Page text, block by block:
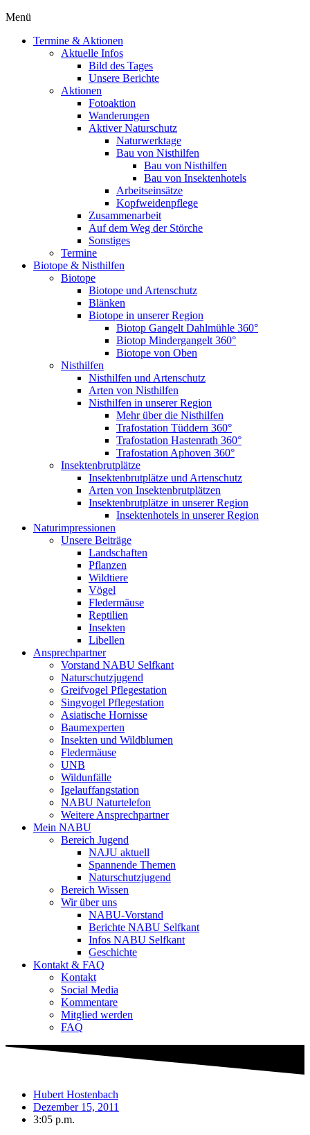
Menü
Termine & Aktionen
Aktuelle Infos
Bild des Tages
Unsere Berichte
Aktionen
Fotoaktion
Wanderungen
Aktiver Naturschutz
Naturwerktage
Bau von Nisthilfen
Bau von Nisthilfen
Bau von Insektenhotels
Arbeitseinsätze
Kopfweidenpflege
Zusammenarbeit
Auf dem Weg der Störche
Sonstiges
Termine
Biotope & Nisthilfen
Biotope
Biotope und Artenschutz
Blänken
Biotope in unserer Region
Biotop Gangelt Dahlmühle 360°
Biotop Mindergangelt 360°
Biotope von Oben
Nisthilfen
Nisthilfen und Artenschutz
Arten von Nisthilfen
Nisthilfen in unserer Region
Mehr über die Nisthilfen
Trafostation Tüddern 360°
Trafostation Hastenrath 360°
Trafostation Aphoven 360°
Insektenbrutplätze
Insektenbrutplätze und Artenschutz
Arten von Insektenbrutplätzen
Insektenbrutplätze in unserer Region
Insektenhotels in unserer Region
Naturimpressionen
Unsere Beiträge
Landschaften
Pflanzen
Wildtiere
Vögel
Fledermäuse
Reptilien
Insekten
Libellen
Ansprechpartner
Vorstand NABU Selfkant
Naturschutzjugend
Greifvogel Pflegestation
Singvogel Pflegestation
Asiatische Hornisse
Baumexperten
Insekten und Wildblumen
Fledermäuse
UNB
Wildunfälle
Igelauffangstation
NABU Naturtelefon
Weitere Ansprechpartner
Mein NABU
Bereich Jugend
NAJU aktuell
Spannende Themen
Naturschutzjugend
Bereich Wissen
Wir über uns
NABU-Vorstand
Berichte NABU Selfkant
Infos NABU Selfkant
Geschichte
Kontakt & FAQ
Kontakt
Social Media
Kommentare
Mitglied werden
FAQ
Hubert Hostenbach
Dezember 15, 2011
3:05 p.m.